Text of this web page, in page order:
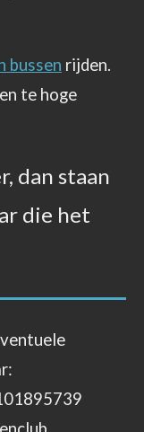
bussen rijden.
te hoge
dan staan
die het